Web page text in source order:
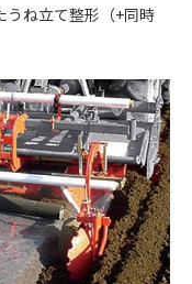
うね立て整形（+同時